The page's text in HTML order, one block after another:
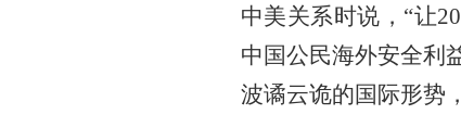
中美关系时说，“让
中国公民海外安全利
波谲云诡的国际形势